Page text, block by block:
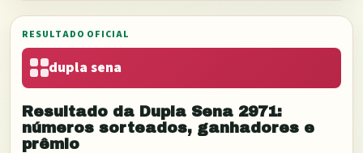
RESULTADO OFICIAL
dupla sena
Resultado da Dupla Sena 2971:
números sorteados, ganhadores e
prêmio